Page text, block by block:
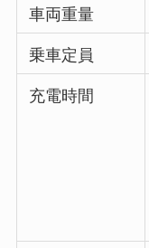
車両重量
乗車定員
充電時間